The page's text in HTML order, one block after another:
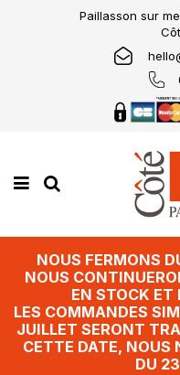
Paillasson sur
NOUS FERMONS
NOUS
EN STOCK ET
LES COMMANDES
JUILLET SERONT
CETTE DATE, NOUS
DU